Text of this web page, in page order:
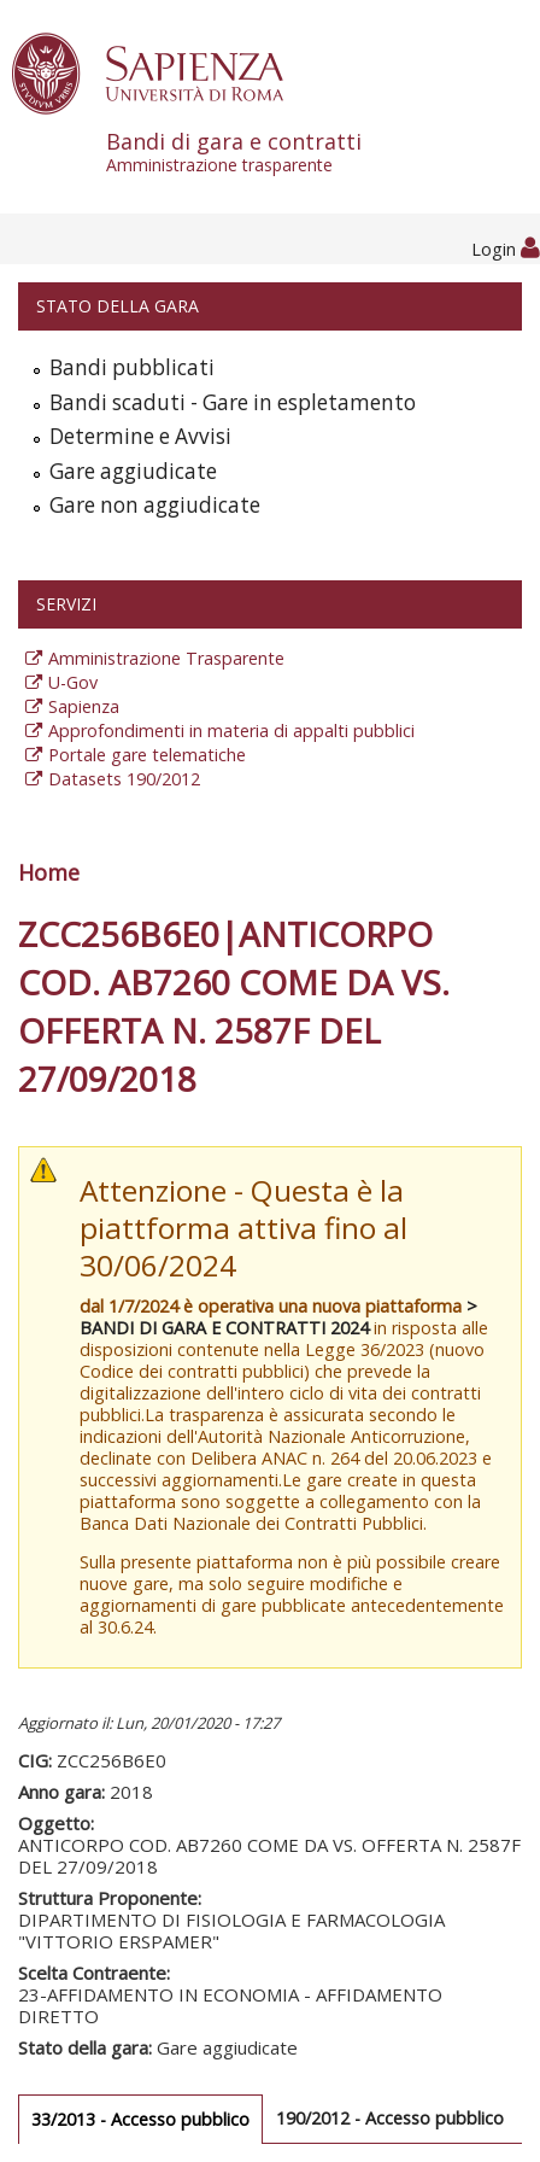
Bandi di gara e contratti
Amministrazione trasparente
Login
STATO DELLA GARA
Bandi pubblicati
Bandi scaduti - Gare in espletamento
Determine e Avvisi
Gare aggiudicate
Gare non aggiudicate
SERVIZI
Amministrazione Trasparente
U-Gov
Sapienza
Approfondimenti in materia di appalti pubblici
Portale gare telematiche
Datasets 190/2012
Tu sei qui
Home
ZCC256B6E0|ANTICORPO
COD. AB7260 COME DA VS.
OFFERTA N. 2587F DEL
27/09/2018
Attenzione - Questa è la
piattforma attiva fino al
30/06/2024
dal 1/7/2024 è operativa una nuova piattaforma >
BANDI DI GARA E CONTRATTI 2024in risposta alle
disposizioni contenute nella Legge 36/2023 (nuovo
Codice dei contratti pubblici) che prevede la
digitalizzazione dell'intero ciclo di vita dei contratti
pubblici.La trasparenza è assicurata secondo le
indicazioni dell'Autorità Nazionale Anticorruzione,
declinate con Delibera ANAC n. 264 del 20.06.2023 e
successivi aggiornamenti.Le gare create in questa
piattaforma sono soggette a collegamento con la
Banca Dati Nazionale dei Contratti Pubblici.
Sulla presente piattaforma non è più possibile creare
nuove gare, ma solo seguire modifiche e
aggiornamenti di gare pubblicate antecedentemente
al 30.6.24.
Aggiornato il: Lun, 20/01/2020 - 17:27
CIG: ZCC256B6E0
Anno gara: 2018
Oggetto:
ANTICORPO COD. AB7260 COME DA VS. OFFERTA N. 2587F
DEL 27/09/2018
Struttura Proponente:
DIPARTIMENTO DI FISIOLOGIA E FARMACOLOGIA
"VITTORIO ERSPAMER"
Scelta Contraente:
23-AFFIDAMENTO IN ECONOMIA - AFFIDAMENTO
DIRETTO
Stato della gara: Gare aggiudicate
Gare gara
33/2013 - Accesso pubblico (scheda
attiva)
190/2012 - Accesso pubblico